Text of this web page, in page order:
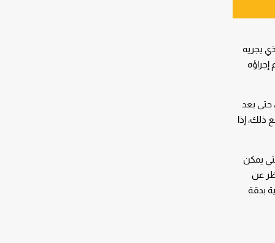
يجريه
إجراؤه
حتى بعد
ذلك، إذا
يمكن
عن
بدقة